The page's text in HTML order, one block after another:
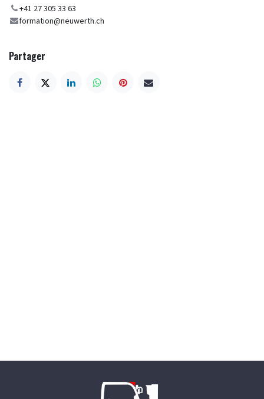
+41 27 305 33 63
formation@neuwerth.ch
Partager